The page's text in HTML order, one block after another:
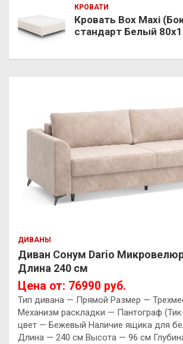
КРОВАТИ
Кровать Box Maxi
стандарт Белый
ДИВАНЫ
Диван Сонум Dario
Длина 240 см
Цена от: 76990 руб.
Тип дивана — Прямой Размер —
Механизм раскладки — Пантограф
цвет — Бежевый Наличие ящика для
Длина — 240 см Высота — 96 см